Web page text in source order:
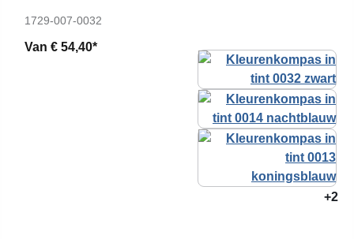
1729-007-0032
Van € 54,40*
+2